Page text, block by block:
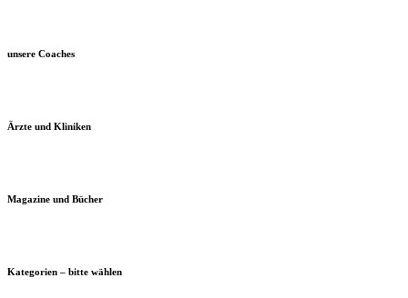
unsere Coaches
Ärzte und Kliniken
Magazine und Bücher
Kategorien – bitte wählen